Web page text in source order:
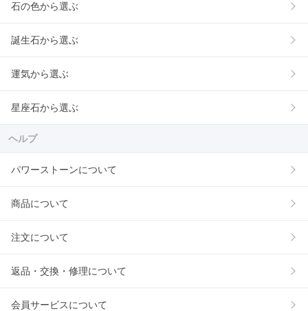
石の色から選ぶ
誕生石から選ぶ
運気から選ぶ
星座石から選ぶ
ヘルプ
パワーストーンについて
商品について
注文について
返品・交換・修理について
会員サービスについて